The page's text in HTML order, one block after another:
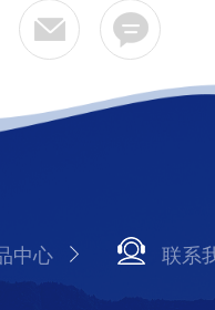
中心 联系